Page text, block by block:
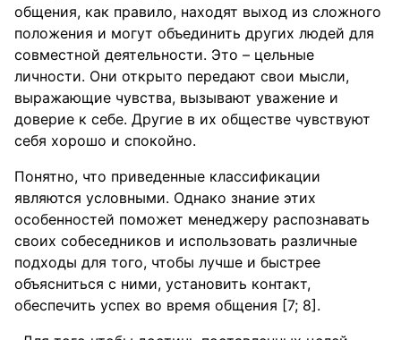
общения, как правило, находят выход из сложного
положения и могут объединить других людей для
совместной деятельности. Это – цельные
личности. Они открыто передают свои мысли,
выражающие чувства, вызывают уважение и
доверие к себе. Другие в их обществе чувствуют
себя хорошо и спокойно.
Понятно, что приведенные классификации
являются условными. Однако знание этих
особенностей поможет менеджеру распознавать
своих собеседников и использовать различные
подходы для того, чтобы лучше и быстрее
объясниться с ними, установить контакт,
обеспечить успех во время общения [7; 8].